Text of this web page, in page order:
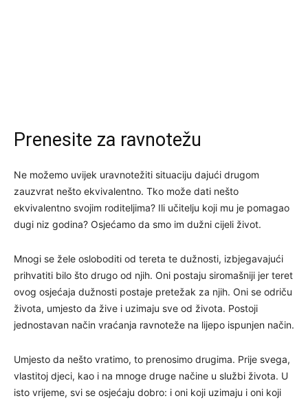
Prenesite za ravnotežu
Ne možemo uvijek uravnotežiti situaciju dajući drugom
zauzvrat nešto ekvivalentno. Tko može dati nešto
ekvivalentno svojim roditeljima? Ili učitelju koji mu je pomagao
dugi niz godina? Osjećamo da smo im dužni cijeli život.
Mnogi se žele osloboditi od tereta te dužnosti, izbjegavajući
prihvatiti bilo što drugo od njih. Oni postaju siromašniji jer teret
ovog osjećaja dužnosti postaje pretežak za njih. Oni se odriču
života, umjesto da žive i uzimaju sve od života. Postoji
jednostavan način vraćanja ravnoteže na lijepo ispunjen način.
Umjesto da nešto vratimo, to prenosimo drugima. Prije svega,
vlastitoj djeci, kao i na mnoge druge načine u službi života. U
isto vrijeme, svi se osjećaju dobro: i oni koji uzimaju i oni koji